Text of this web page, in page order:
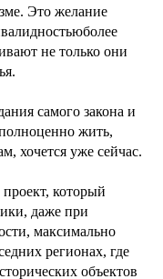
Это желание
не только они
самого закона и
жить,
хочется уже сейчас.
который
даже при
максимально
регионах, где
объектов